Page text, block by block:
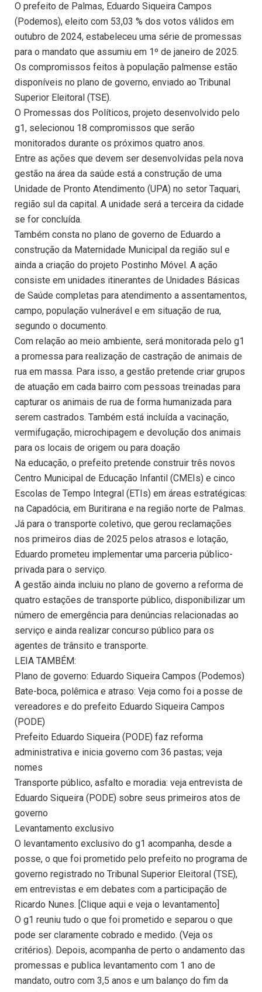
O prefeito de Palmas, Eduardo Siqueira Campos
(Podemos), eleito com 53,03 % dos votos válidos em
outubro de 2024, estabeleceu uma série de promessas
para o mandato que assumiu em 1º de janeiro de 2025.
Os compromissos feitos à população palmense estão
disponíveis no plano de governo, enviado ao Tribunal
Superior Eleitoral (TSE).
O Promessas dos Políticos, projeto desenvolvido pelo
g1, selecionou 18 compromissos que serão
monitorados durante os próximos quatro anos.
Entre as ações que devem ser desenvolvidas pela nova
gestão na área da saúde está a construção de uma
Unidade de Pronto Atendimento (UPA) no setor Taquari,
região sul da capital. A unidade será a terceira da cidade
se for concluída.
Também consta no plano de governo de Eduardo a
construção da Maternidade Municipal da região sul e
ainda a criação do projeto Postinho Móvel. A ação
consiste em unidades itinerantes de Unidades Básicas
de Saúde completas para atendimento a assentamentos,
campo, população vulnerável e em situação de rua,
segundo o documento.
Com relação ao meio ambiente, será monitorada pelo g1
a promessa para realização de castração de animais de
rua em massa. Para isso, a gestão pretende criar grupos
de atuação em cada bairro com pessoas treinadas para
capturar os animais de rua de forma humanizada para
serem castrados. Também está incluída a vacinação,
vermifugação, microchipagem e devolução dos animais
para os locais de origem ou para doação
Na educação, o prefeito pretende construir três novos
Centro Municipal de Educação Infantil (CMEIs) e cinco
Escolas de Tempo Integral (ETIs) em áreas estratégicas:
na Capadócia, em Buritirana e na região norte de Palmas.
Já para o transporte coletivo, que gerou reclamações
nos primeiros dias de 2025 pelos atrasos e lotação,
Eduardo prometeu implementar uma parceria público-
privada para o serviço.
A gestão ainda incluiu no plano de governo a reforma de
quatro estações de transporte público, disponibilizar um
número de emergência para denúncias relacionadas ao
serviço e ainda realizar concurso público para os
agentes de trânsito e transporte.
LEIA TAMBÉM:
Plano de governo: Eduardo Siqueira Campos (Podemos)
Bate-boca, polêmica e atraso: Veja como foi a posse de
vereadores e do prefeito Eduardo Siqueira Campos
(PODE)
Prefeito Eduardo Siqueira (PODE) faz reforma
administrativa e inicia governo com 36 pastas; veja
nomes
Transporte público, asfalto e moradia: veja entrevista de
Eduardo Siqueira (PODE) sobre seus primeiros atos de
governo
Levantamento exclusivo
O levantamento exclusivo do g1 acompanha, desde a
posse, o que foi prometido pelo prefeito no programa de
governo registrado no Tribunal Superior Eleitoral (TSE),
em entrevistas e em debates com a participação de
Ricardo Nunes. [Clique aqui e veja o levantamento]
O g1 reuniu tudo o que foi prometido e separou o que
pode ser claramente cobrado e medido. (Veja os
critérios). Depois, acompanha de perto o andamento das
promessas e publica levantamento com 1 ano de
mandato, outro com 3,5 anos e um balanço do fim da